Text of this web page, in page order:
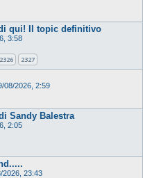
qui! Il topic definitivo
3:58
2326 2327
08/2026, 2:59
Sandy Balestra
2:05
2026, 23:43